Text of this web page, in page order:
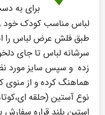
برای به
لباس مناسب کودک خود
طبق فلش عرض لباس را
سرشانه لباس تا جای
زده و سپس سایز مورد
هماهنگ کرده و از منوی
نوع آستین (حلقه
استین بلند قرارهسفارش